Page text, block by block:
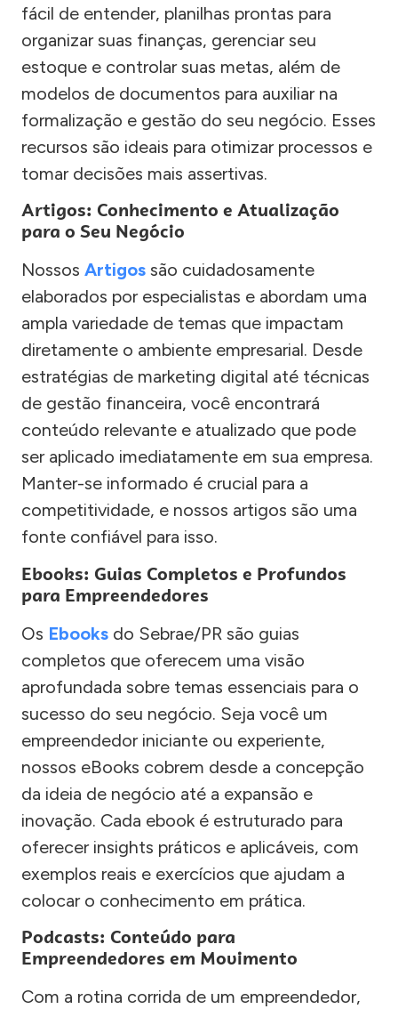
fácil de entender, planilhas prontas para
organizar suas finanças, gerenciar seu
estoque e controlar suas metas, além de
modelos de documentos para auxiliar na
formalização e gestão do seu negócio. Esses
recursos são ideais para otimizar processos e
tomar decisões mais assertivas.
Artigos: Conhecimento e Atualização
para o Seu Negócio
Nossos Artigos são cuidadosamente
elaborados por especialistas e abordam uma
ampla variedade de temas que impactam
diretamente o ambiente empresarial. Desde
estratégias de marketing digital até técnicas
de gestão financeira, você encontrará
conteúdo relevante e atualizado que pode
ser aplicado imediatamente em sua empresa.
Manter-se informado é crucial para a
competitividade, e nossos artigos são uma
fonte confiável para isso.
Ebooks: Guias Completos e Profundos
para Empreendedores
Os Ebooks do Sebrae/PR são guias
completos que oferecem uma visão
aprofundada sobre temas essenciais para o
sucesso do seu negócio. Seja você um
empreendedor iniciante ou experiente,
nossos eBooks cobrem desde a concepção
da ideia de negócio até a expansão e
inovação. Cada ebook é estruturado para
oferecer insights práticos e aplicáveis, com
exemplos reais e exercícios que ajudam a
colocar o conhecimento em prática.
Podcasts: Conteúdo para
Empreendedores em Movimento
Com a rotina corrida de um empreendedor,